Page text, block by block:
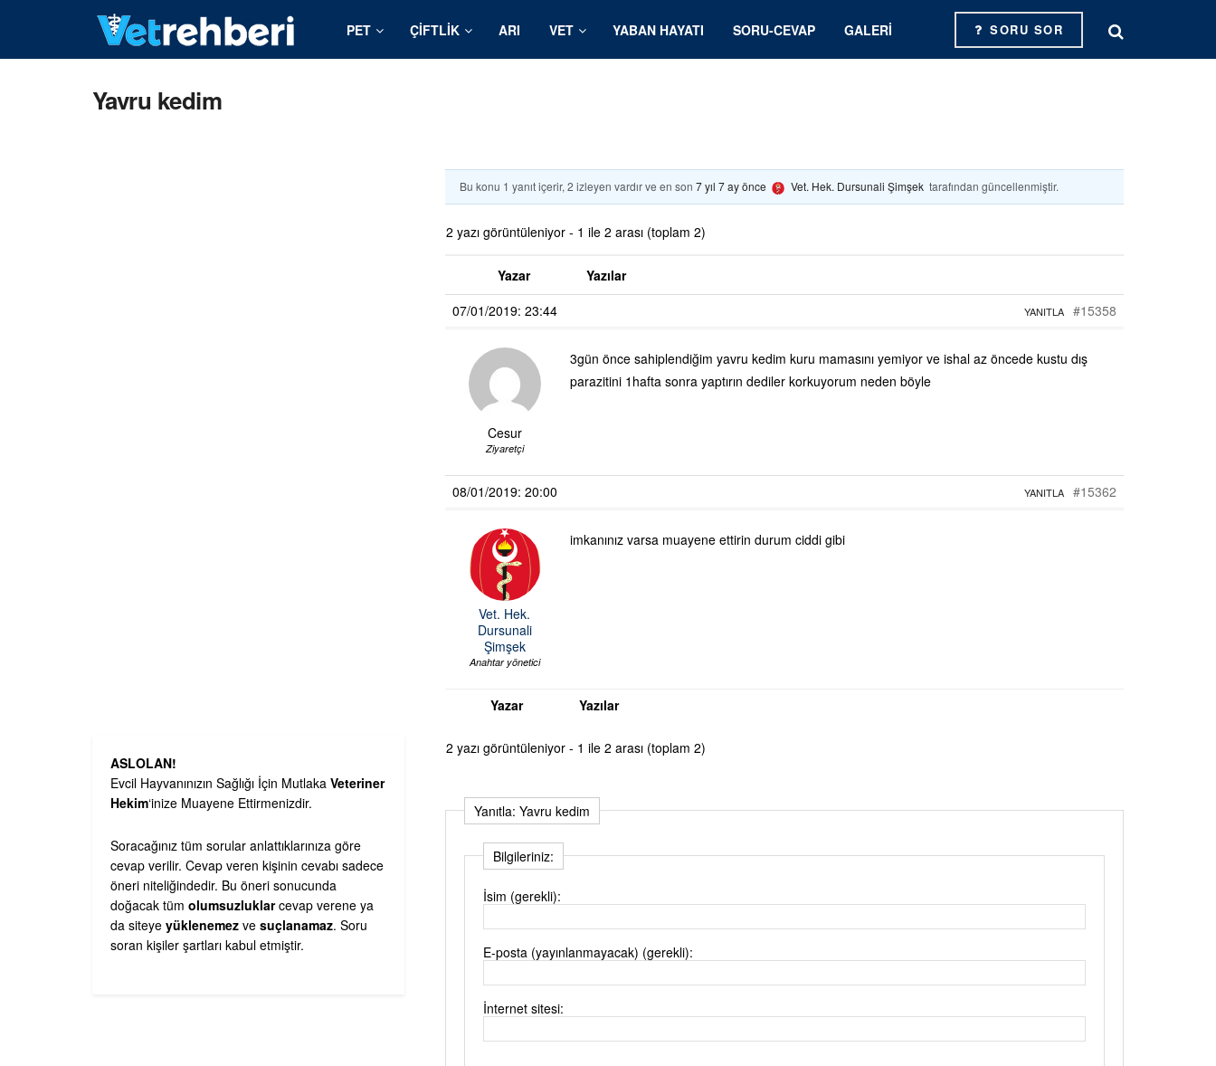
PET ÇIFTLIK ARI VET YABAN HAYATI SORU-CEVAP GALERI SORU SOR
Yavru kedim
Bu konu 1 yanıt içerir, 2 izleyen vardır ve en son 7 yıl 7 ay önce Vet. Hek. Dursunali Şimşek tarafından güncellenmiştir.
2 yazı görüntüleniyor - 1 ile 2 arası (toplam 2)
Yazar
Yazılar
07/01/2019: 23:44
#15358
YANITLA
Cesur
Ziyaretçi
3gün önce sahiplendiğim yavru kedim kuru mamasını yemiyor ve ishal az öncede kustu dış
parazitini 1hafta sonra yaptırın dediler korkuyorum neden böyle
08/01/2019: 20:00 #15362
YANITLA
Vet. Hek.
Dursunali
Şimşek
Anahtar yönetici
imkanınız varsa muayene ettirin durum ciddi gibi
Yazar Yazılar
2 yazı görüntüleniyor - 1 ile 2 arası (toplam 2)
Yanıtla: Yavru kedim
Bilgileriniz:
İsim (gerekli):
E-posta (yayınlanmayacak) (gerekli):
İnternet sitesi:
ASLOLAN!
Evcil Hayvanınızın Sağlığı İçin Mutlaka Veteriner
Hekim‘inize Muayene Ettirmenizdir.
Soracağınız tüm sorular anlattıklarınıza göre
cevap verilir. Cevap veren kişinin cevabı sadece
öneri niteliğindedir. Bu öneri sonucunda
doğacak tüm olumsuzluklarcevap verene ya
da siteye yüklenemez ve suçlanamaz. Soru
soran kişiler şartları kabul etmiştir.